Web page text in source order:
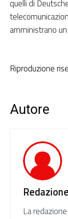
quelli di
amministrano
Riproduzione
Autore
Redazione
La